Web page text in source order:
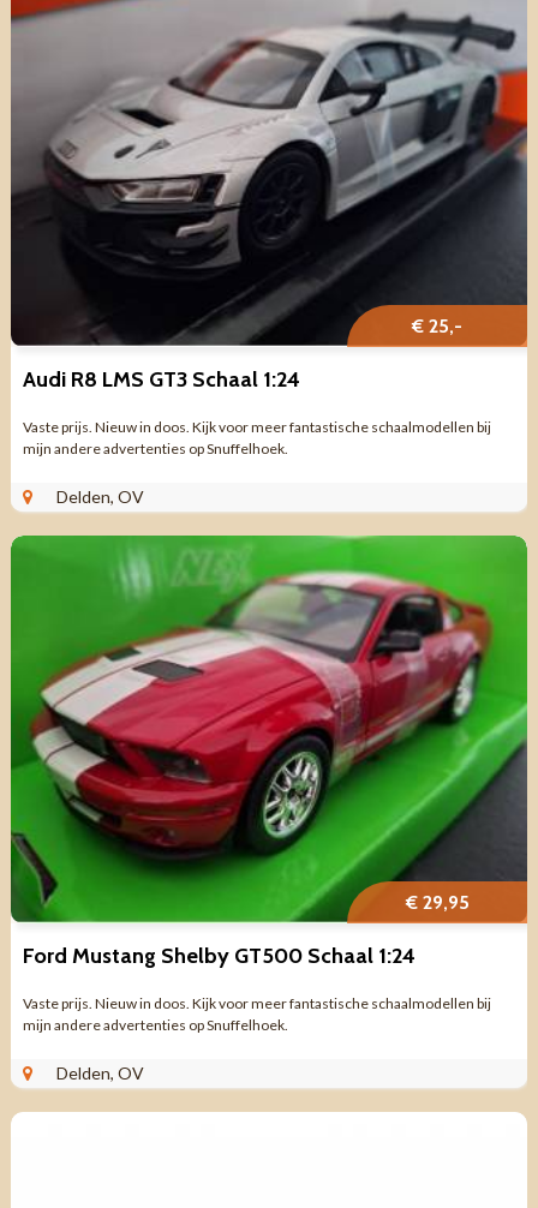
€ 25,-
Audi R8 LMS GT3 Schaal 1:24
Vaste prijs. Nieuw in doos. Kijk voor meer fantastische schaalmodellen bij
mijn andere advertenties op Snuffelhoek.
Delden, OV
€ 29,95
Ford Mustang Shelby GT500 Schaal 1:24
Vaste prijs. Nieuw in doos. Kijk voor meer fantastische schaalmodellen bij
mijn andere advertenties op Snuffelhoek.
Delden, OV